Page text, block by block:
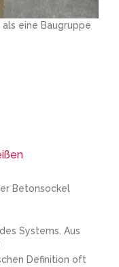
eine Baugruppe
Betonsockel
Systems. Aus
Definition oft